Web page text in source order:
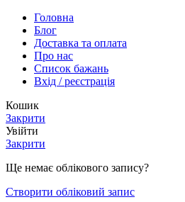
Головна
Блог
Доставка та оплата
Про нас
Список бажань
Вхід / реєстрація
Кошик
Закрити
Увійти
Закрити
Ще немає облікового запису?
Створити обліковий запис